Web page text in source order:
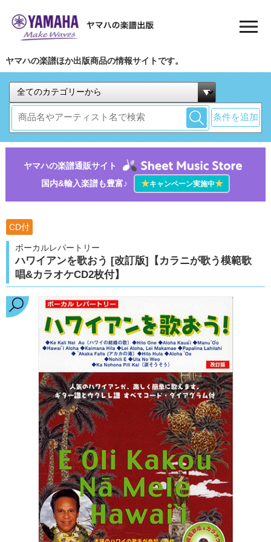
ヤマハの楽譜ほか出版商品の情報サイトです。
条件を追加
ヤマハの楽譜通販サイト
国内&輸入楽譜も豊富♪
★キャンペーン実施中★
CD付
ボーカルレパートリー
ハワイアンを歌おう [改訂版]【カラニが歌う模範歌
唱&カラオケCD2枚付】